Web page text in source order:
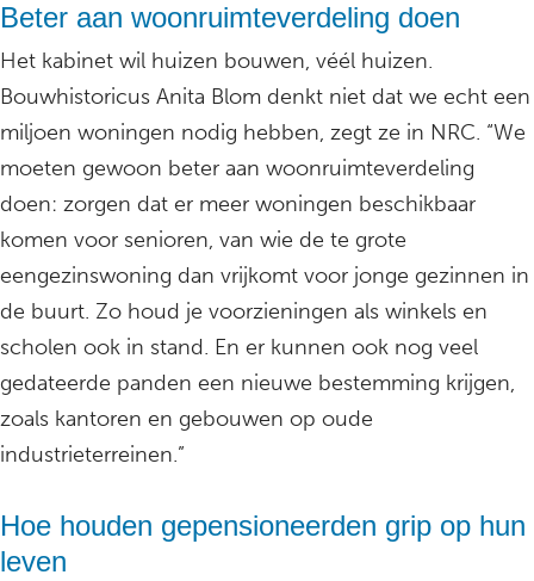
Beter aan woonruimteverdeling doen
Het kabinet wil huizen bouwen, véél huizen.
Bouwhistoricus Anita Blom denkt niet dat we echt een
miljoen woningen nodig hebben, zegt ze in NRC. “We
moeten gewoon beter aan woonruimteverdeling
doen: zorgen dat er meer woningen beschikbaar
komen voor senioren, van wie de te grote
eengezinswoning dan vrijkomt voor jonge gezinnen in
de buurt. Zo houd je voorzieningen als winkels en
scholen ook in stand. En er kunnen ook nog veel
gedateerde panden een nieuwe bestemming krijgen,
zoals kantoren en gebouwen op oude
industrieterreinen.”
Hoe houden gepensioneerden grip op hun
leven